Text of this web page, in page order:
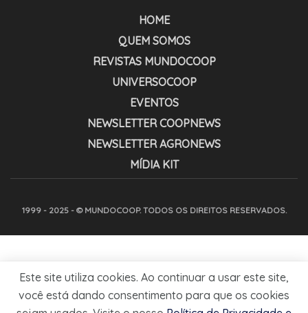
HOME
QUEM SOMOS
REVISTAS MUNDOCOOP
UNIVERSOCOOP
EVENTOS
NEWSLETTER COOPNEWS
NEWSLETTER AGRONEWS
MÍDIA KIT
1999 - 2025 - © MUNDOCOOP. TODOS OS DIREITOS RESERVADOS.
Este site utiliza cookies. Ao continuar a usar este site,
você está dando consentimento para que os cookies